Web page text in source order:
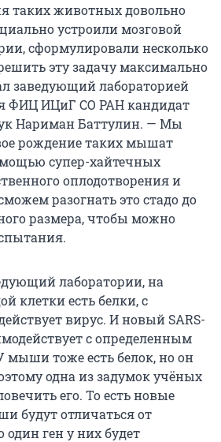
таких животных довольно
устроили мозговой
сформулировали несколько
эту задачу максимально
заведующий лабораторией
ФИЦ ИЦиГ СО РАН кандидат
Нариман Баттулин. — Мы
рождение таких мышат
супер-хайтечных
оплодотворения и
разогнать это стадо до
размера, чтобы можно
лаборатории, на
клетки есть белки, с
вирус. И новый SARS-
с определенным
мыши тоже есть белок, но он
одна из задумок учёных
его. То есть новые
будут отличаться от
один ген у них будет